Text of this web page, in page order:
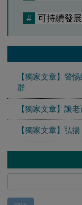
# 可持續發展
【獨家文章】警
群
【獨家文章】讓
【獨家文章】弘